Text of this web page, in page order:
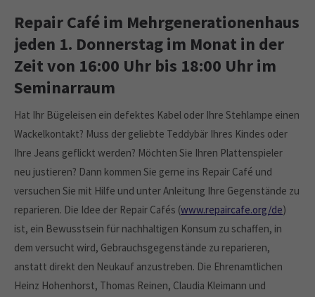
About us
Lorem ipsum dolor sit amet, consectetuer
adipiscing elit.
Aenean commodo ligula eget dolor. Aenean massa. Cum
sociis natoque penatibus et magnis dis parturient montes,
nascetur ridiculus mus. Donec quam felis, ultricies nec.
Repair Café im Mehrgenerationenhaus
jeden 1. Donnerstag im Monat in der
Zeit von 16:00 Uhr bis 18:00 Uhr im
Seminarraum
Hat Ihr Bügeleisen ein defektes Kabel oder Ihre Stehlampe einen
Wackelkontakt? Muss der geliebte Teddybär Ihres Kindes oder
Ihre Jeans geflickt werden? Möchten Sie Ihren Plattenspieler
neu justieren? Dann kommen Sie gerne ins Repair Café und
versuchen Sie mit Hilfe und unter Anleitung Ihre Gegenstände zu
reparieren. Die Idee der Repair Cafés (www.repaircafe.org/de)
ist, ein Bewusstsein für nachhaltigen Konsum zu schaffen, in
dem versucht wird, Gebrauchsgegenstände zu reparieren,
anstatt direkt den Neukauf anzustreben. Die Ehrenamtlichen
Heinz Hohenhorst, Thomas Reinen, Claudia Kleimann und